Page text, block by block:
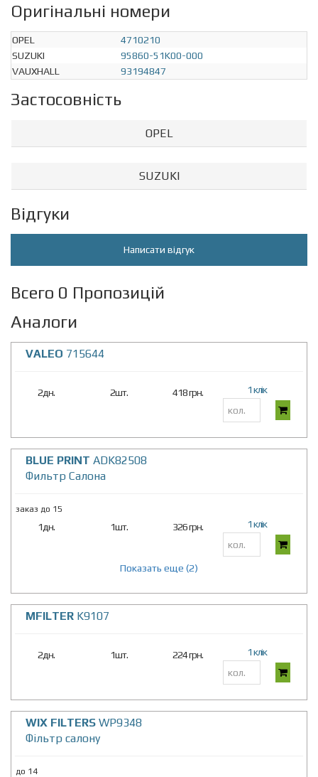
Оригінальні номери
OPEL
4710210
SUZUKI
95860-51K00-000
VAUXHALL
93194847
Застосовність
OPEL
SUZUKI
Відгуки
Написати відгук
Всего 0 Пропозицій
Аналоги
VALEO 715644
2дн. 2шт. 418 грн. 1 клік
BLUE PRINT ADK82508
Фильтр Салона
заказ до 15
1дн. 1шт. 326 грн. 1 клік
Показать еще (2)
MFILTER K9107
2дн. 1шт. 224 грн. 1 клік
WIX FILTERS WP9348
Фільтр салону
до 14